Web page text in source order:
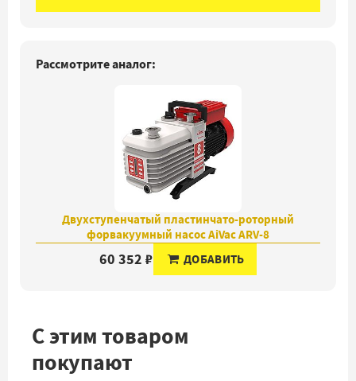
Рассмотрите аналог:
Двухступенчатый пластинчато-роторный
форвакуумный насос AiVac ARV-8
60 352 ₽ ДОБАВИТЬ
С этим товаром
покупают